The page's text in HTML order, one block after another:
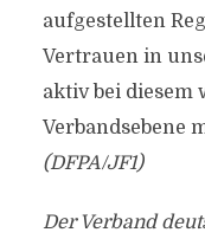
aufgestellten
Vertrauen in
aktiv bei diesem
Verbandsebene
(DFPA/JF1)
Der Verband